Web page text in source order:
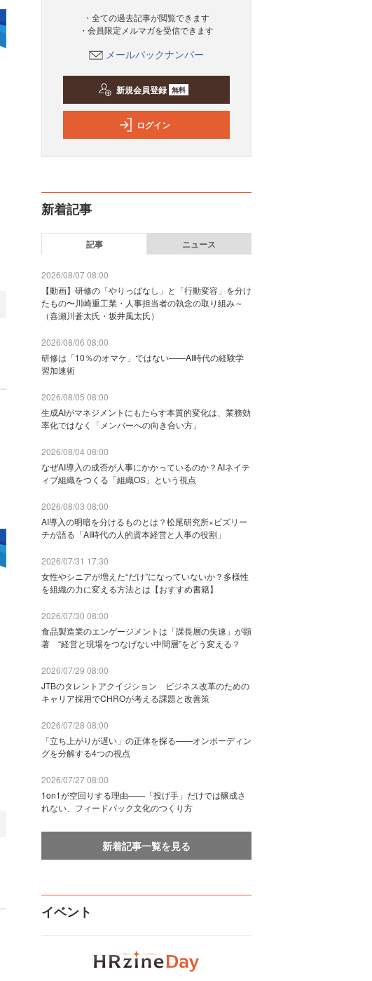
・全ての過去記事が閲覧できます
・会員限定メルマガを受信できます
メールバックナンバー
新規会員登録 無料
ログイン
新着記事
記事 ニュース
2026/08/07 08:00
【動画】研修の「やりっぱなし」と「行動変容」を分け
たもの〜川崎重工業・人事担当者の執念の取り組み～
（喜瀬川蒼太氏・坂井風太氏）
2026/08/06 08:00
研修は「10％のオマケ」ではない——AI時代の経験学
習加速術
2026/08/05 08:00
生成AIがマネジメントにもたらす本質的変化は、業務効
率化ではなく「メンバーへの向き合い方」
2026/08/04 08:00
なぜAI導入の成否が人事にかかっているのか？AIネイテ
ィブ組織をつくる「組織OS」という視点
2026/08/03 08:00
AI導入の明暗を分けるものとは？松尾研究所×ビズリー
チが語る「AI時代の人的資本経営と人事の役割」
2026/07/31 17:30
女性やシニアが増えた“だけ”になっていないか？多様性
を組織の力に変える方法とは【おすすめ書籍】
2026/07/30 08:00
食品製造業のエンゲージメントは「課長層の失速」が顕
著 “経営と現場をつなげない中間層”をどう変える？
2026/07/29 08:00
JTBのタレントアクイジション ビジネス改革のための
キャリア採用でCHROが考える課題と改善策
2026/07/28 08:00
「立ち上がりが遅い」の正体を探る——オンボーディン
グを分解する4つの視点
2026/07/27 08:00
1on1が空回りする理由——「投げ手」だけでは醸成さ
れない、フィードバック文化のつくり方
新着記事一覧を見る
イベント